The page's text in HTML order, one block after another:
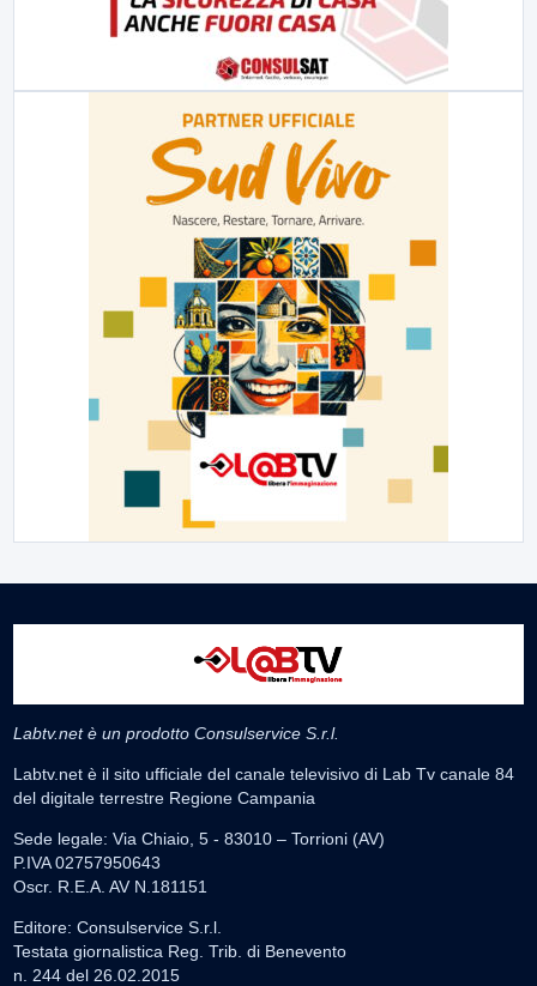
Labtv.net è un prodotto Consulservice S.r.l.
Labtv.net è il sito ufficiale del canale televisivo di Lab Tv canale 84
del digitale terrestre Regione Campania
Sede legale: Via Chiaio, 5 - 83010 – Torrioni (AV)
P.IVA 02757950643
Oscr. R.E.A. AV N.181151
Editore: Consulservice S.r.l.
Testata giornalistica Reg. Trib. di Benevento
n. 244 del 26.02.2015